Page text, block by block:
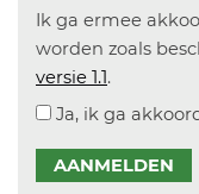
Ik ga ermee
worden zoals
versie 1.1.
Ja, ik ga
AANMELDEN